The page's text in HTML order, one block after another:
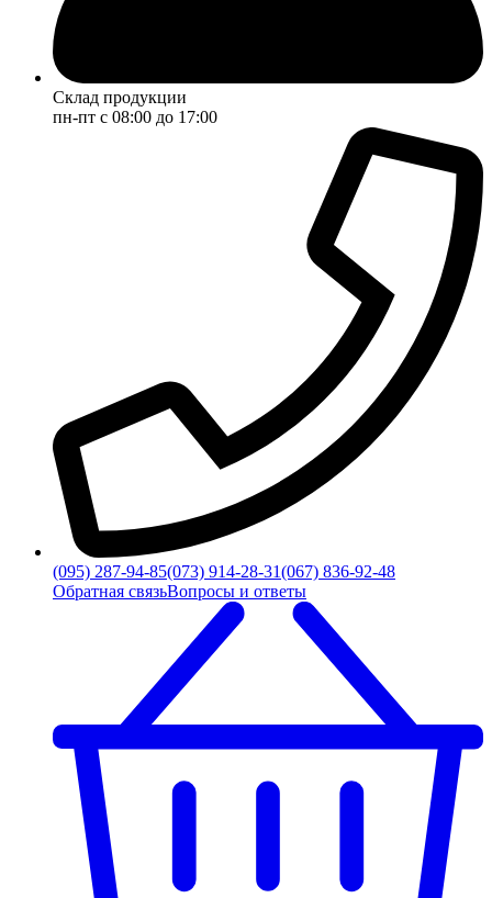
Склад продукции
пн-пт с 08:00 до 17:00
(095) 287-94-85(073) 914-28-31(067) 836-92-48
Обратная связьВопросы и ответы